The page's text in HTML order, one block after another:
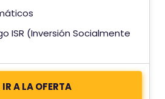
ISR (Inversión Socialmente
IR A LA OFERTA